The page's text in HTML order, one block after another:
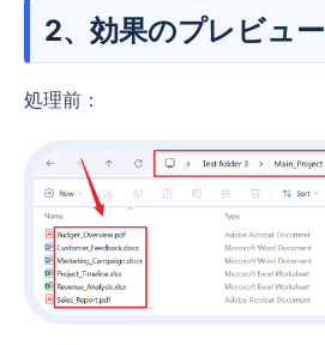
2、効果のプレビュー
処理前：